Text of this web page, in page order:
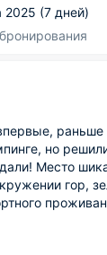
2025 (7 дней)
раньше
но
Место
гор,
в нем мы